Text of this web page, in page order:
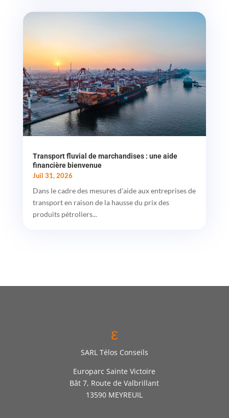
Transport fluvial de marchandises : une aide
financière bienvenue
Juil 31, 2026
Dans le cadre des mesures d'aide aux entreprises de
transport en raison de la hausse du prix des
produits pétroliers...
ε
SARL Télos Conseils
Europarc Sainte Victoire
Bât 7, Route de Valbrillant
13590 MEYREUIL